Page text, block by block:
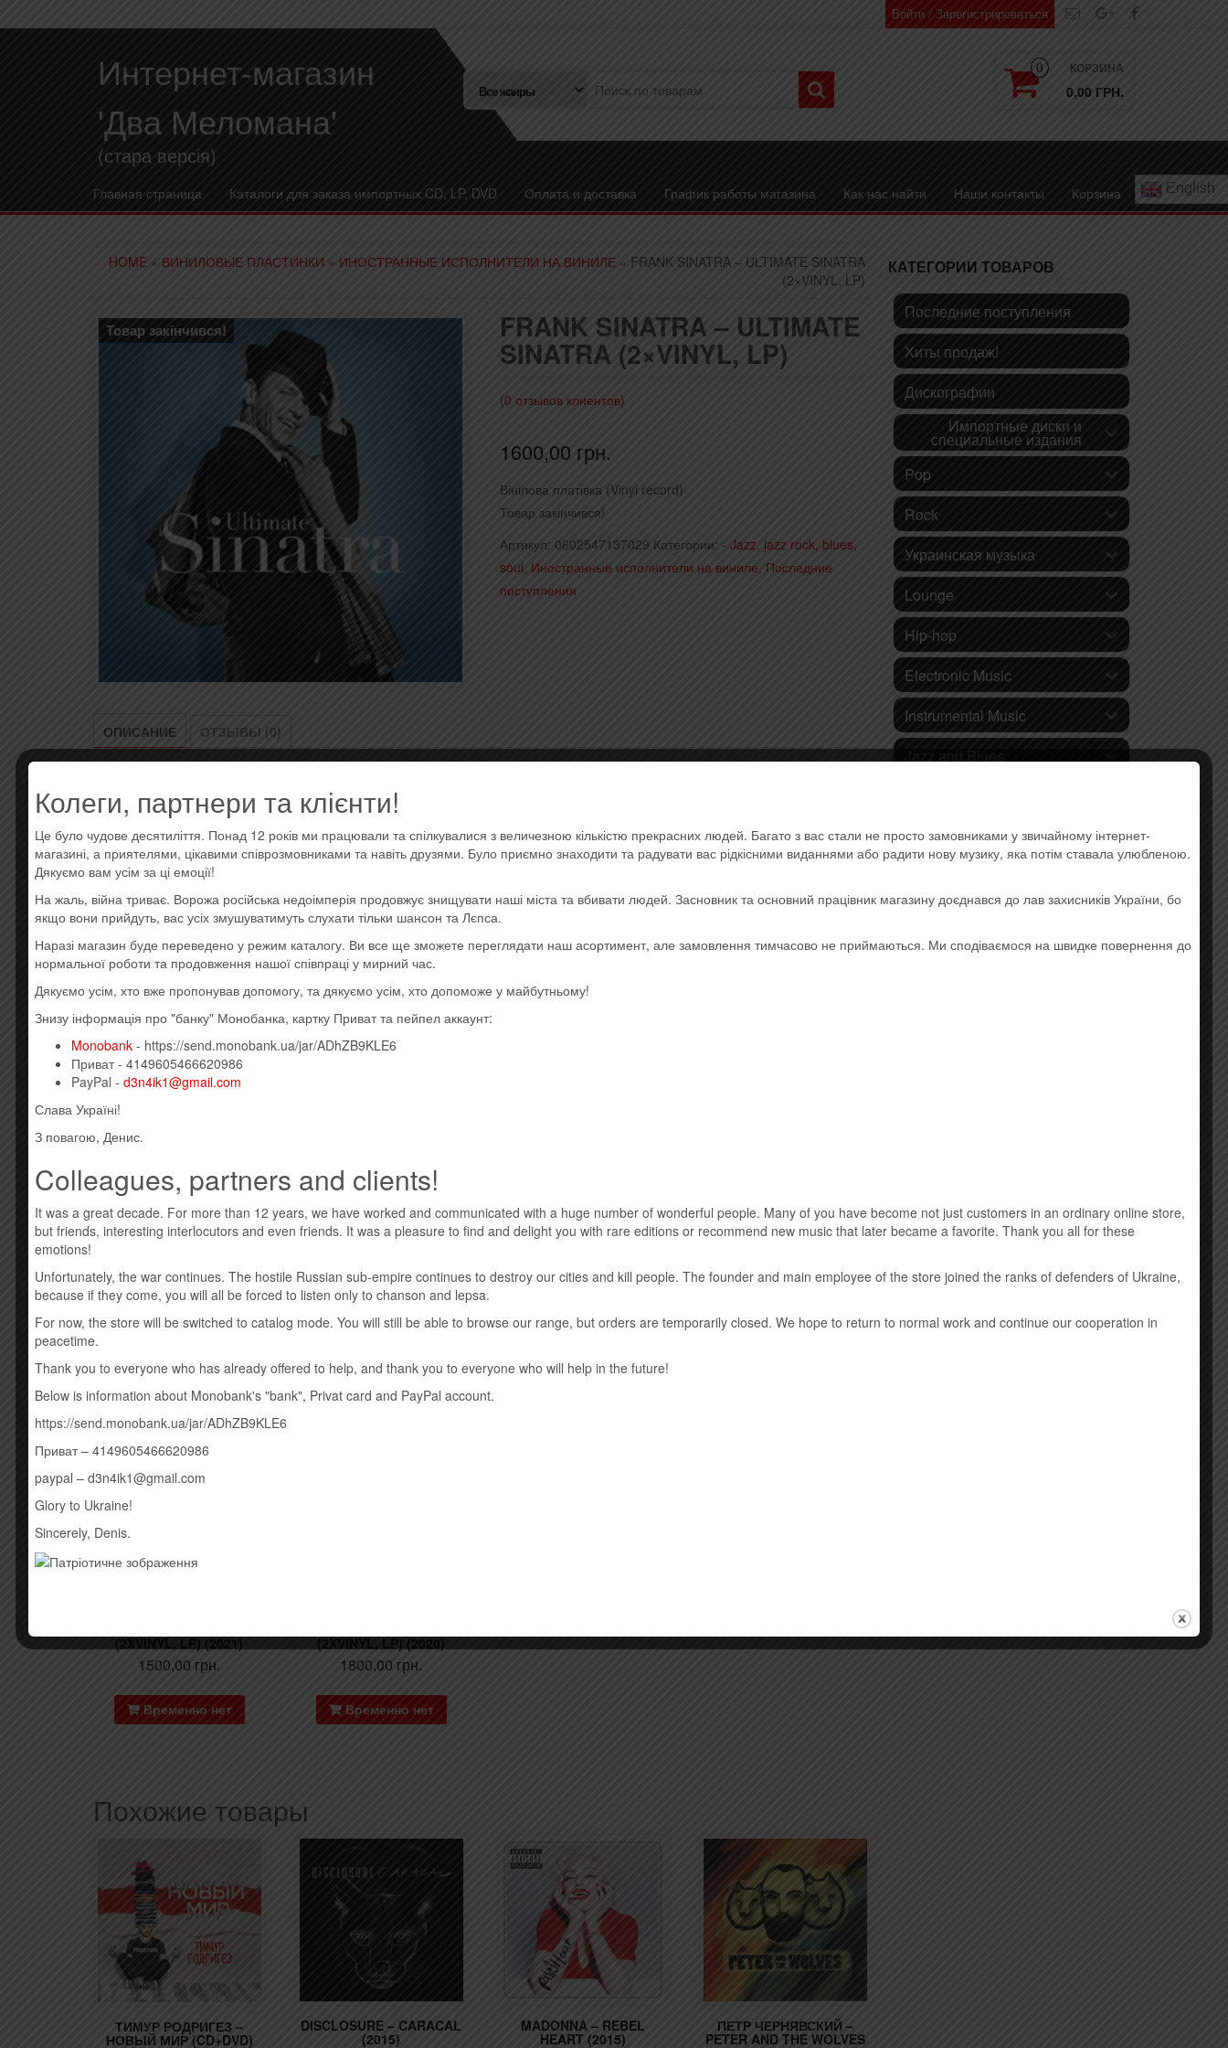
Войти / Зарегистрироваться
Интернет-магазин
'Два Меломана'
(стара версія)
0 КОРЗИНА
0,00 ГРН.
Главная страница Каталоги для заказа импортных CD, LP, DVD Оплата и доставка График работы магазина Как нас найти Наши контакты Корзина English
HOME » ВИНИЛОВЫЕ ПЛАСТИНКИ » ИНОСТРАННЫЕ ИСПОЛНИТЕЛИ НА ВИНИЛЕ » FRANK SINATRA – ULTIMATE SINATRA
(2×VINYL, LP)
Товар закінчився! FRANK SINATRA – ULTIMATE
SINATRA (2×VINYL, LP)
(0 отзывов клиентов)
1600,00 грн.
Вінілова платівка (Vinyl record)
Товар закінчився!
Артикул: 0602547137029 Категории: - Jazz, jazz rock, blues,
soul Иностранные исполнители на виниле, Последние
поступления
ОПИСАНИЕ ОТЗЫВЫ (0)
Описание
Усі товари: Frank Sinatra
Новая виниловая пластинка. Штрихкод: 0602547137029
A1 All Or Nothing At All
A2 I’ll Never Smile Again
A3 Saturday Night (Is The Loneliest Night Of The Week)
A4 Nancy (With The Laughing Face)
A5 I’ve Got The World On A String
A6 Young At Heart
A7 In The Wee Small Hours Of The Morning
B1 Learnin’ The Blues
B2 Love And Marriage
B3 I’ve Got You Under My Skin
B4 Witchcraft
B5 All The Way
C1 Come Fly With Me
C2 One For My Baby (And One More For The Road)
C3 The Way You Look Tonight
C5 Fly Me To The Moon (In Other Words)
D1 Strangers In The Night
D2 Summer Wind
D4 My Way
D5 (Theme From) New York, New York
Стиль: Jazz, Pop
Возможно Вас также заинтересует…
(2XVINYL, LP) (2021)
1500,00 грн.
Временно нет
(2XVINYL, LP) (2020)
1800,00 грн.
Временно нет
Похожие товары
ТИМУР РОДРИГЕЗ –
НОВЫЙ МИР (CD+DVD)
DISCLOSURE – CARACAL
(2015)
MADONNA – REBEL
HEART (2015)
ПЕТР ЧЕРНЯВСКИЙ –
PETER AND THE WOLVES
КАТЕГОРИИ ТОВАРОВ
Последние поступления
Хиты продаж!
Дискографии
Импортные диски и
специальные издания
Pop
Rock
Украинская музыка
Lounge
Hip-hop
Electronic Music
Instrumental Music
Music DVD
Детская музыка
Колеги, партнери та клієнти!
Це було чудове десятиліття. Понад 12 років ми працювали та спілкувалися з величезною кількістю прекрасних людей. Багато з вас стали не просто замовниками у звичайному інтернет-
магазині, а приятелями, цікавими співрозмовниками та навіть друзями. Було приємно знаходити та радувати вас рідкісними виданнями або радити нову музику, яка потім ставала улюбленою.
Дякуємо вам усім за ці емоції!
На жаль, війна триває. Ворожа російська недоімперія продовжує знищувати наші міста та вбивати людей. Засновник та основний працівник магазину доєднався до лав захисників України, бо
якщо вони прийдуть, вас усіх змушуватимуть слухати тільки шансон та Лєпса.
Наразі магазин буде переведено у режим каталогу. Ви все ще зможете переглядати наш асортимент, але замовлення тимчасово не приймаються. Ми сподіваємося на швидке повернення до
нормальної роботи та продовження нашої співпраці у мирний час.
Дякуємо усім, хто вже пропонував допомогу, та дякуємо усім, хто допоможе у майбутньому!
Знизу інформація про "банку" Монобанка, картку Приват та пейпел аккаунт:
Monobank - https://send.monobank.ua/jar/ADhZB9KLE6
Приват - 4149605466620986
PayPal - d3n4ik1@gmail.com
Слава Україні!
З повагою, Денис.
Colleagues, partners and clients!
It was a great decade. For more than 12 years, we have worked and communicated with a huge number of wonderful people. Many of you have become not just customers in an ordinary online store,
but friends, interesting interlocutors and even friends. It was a pleasure to find and delight you with rare editions or recommend new music that later became a favorite. Thank you all for these
emotions!
Unfortunately, the war continues. The hostile Russian sub-empire continues to destroy our cities and kill people. The founder and main employee of the store joined the ranks of defenders of Ukraine,
because if they come, you will all be forced to listen only to chanson and lepsa.
For now, the store will be switched to catalog mode. You will still be able to browse our range, but orders are temporarily closed. We hope to return to normal work and continue our cooperation in
peacetime.
Thank you to everyone who has already offered to help, and thank you to everyone who will help in the future!
Below is information about Monobank's "bank", Privat card and PayPal account.
https://send.monobank.ua/jar/ADhZB9KLE6
Приват – 4149605466620986
paypal – d3n4ik1@gmail.com
Glory to Ukraine!
Sincerely, Denis.